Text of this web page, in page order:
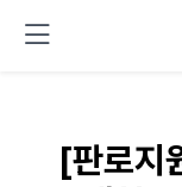
[판로지